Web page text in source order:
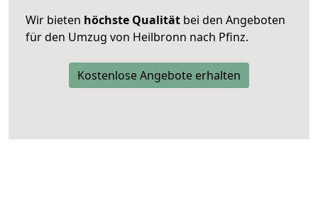
Wir bieten höchste Qualität bei den Angeboten
für den Umzug von Heilbronn nach Pfinz.
Kostenlose Angebote erhalten